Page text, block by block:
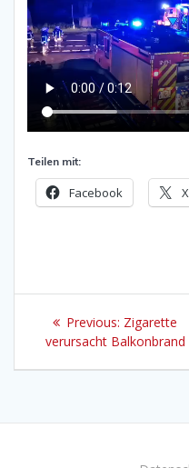
Teilen mit:
Facebook X
Previous: Previous
post:
Zigarette
verursacht Balkonbrand